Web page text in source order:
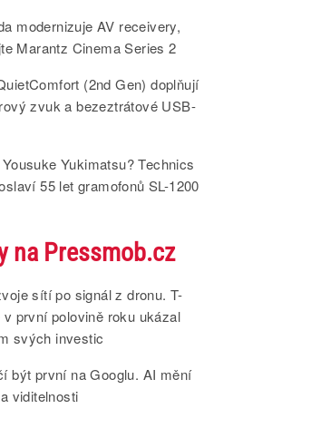
modernizuje AV receivery,
Marantz Cinema Series 2
(2nd Gen) doplňují
zvuk a bezeztrátové USB-
Yukimatsu? Technics
55 let gramofonů SL-1200
na Pressmob.cz
sítí po signál z dronu. T-
v první polovině roku ukázal
svých investic
být první na Googlu. AI mění
viditelnosti